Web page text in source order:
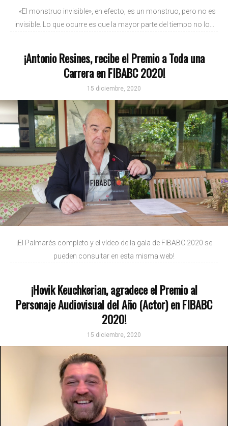
«El monstruo invisible», en efecto, es un monstruo, pero no es
invisible. Lo que ocurre es que la mayor parte del tiempo no lo...
¡Antonio Resines, recibe el Premio a Toda una
Carrera en FIBABC 2020!
15 diciembre, 2020
¡El Palmarés completo y el vídeo de la gala de FIBABC 2020 se
pueden consultar en esta misma web!
¡Hovik Keuchkerian, agradece el Premio al
Personaje Audiovisual del Año (Actor) en FIBABC
2020!
15 diciembre, 2020